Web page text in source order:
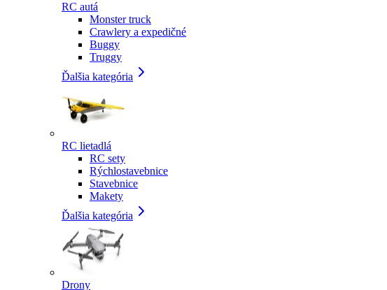
RC autá
Monster truck
Crawlery a expedičné
Buggy
Truggy
Ďalšia kategória
RC lietadlá
RC sety
Rýchlostavebnice
Stavebnice
Makety
Ďalšia kategória
Drony